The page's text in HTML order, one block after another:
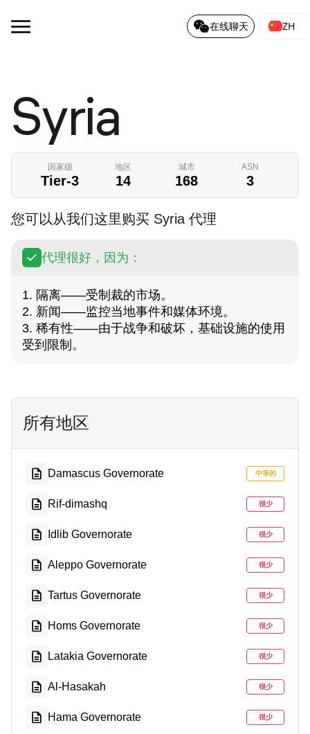
在线聊天 ZH
Syria
国家级
Tier-3
地区
14
城市
168
ASN
3
您可以从我们这里购买 Syria 代理
代理很好，因为：
1. 隔离——受制裁的市场。
2. 新闻——监控当地事件和媒体环境。
3. 稀有性——由于战争和破坏，基础设施的使用
受到限制。
所有地区
Damascus Governorate 中等的
Rif-dimashq 很少
Idlib Governorate 很少
Aleppo Governorate 很少
Tartus Governorate 很少
Homs Governorate 很少
Latakia Governorate 很少
Al-Hasakah 很少
Hama Governorate 很少